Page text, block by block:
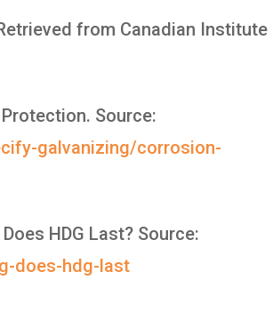
from Canadian Institute
Source:
galvanizing/corrosion-
HDG Last? Source:
does-hdg-last